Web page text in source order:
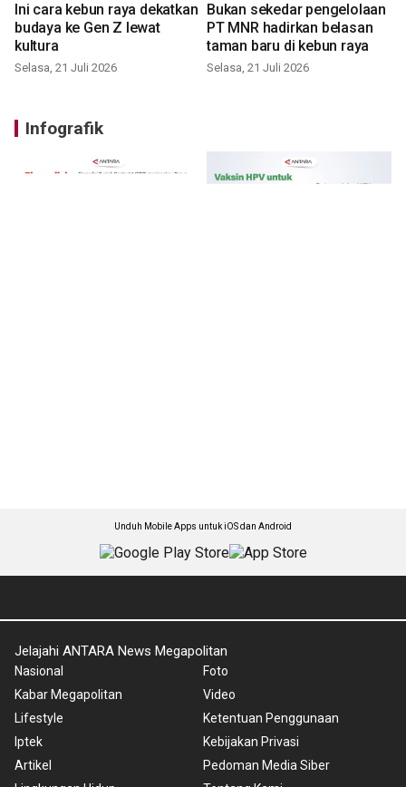
Ini cara kebun raya dekatkan
budaya ke Gen Z lewat
kultura
Selasa, 21 Juli 2026
Bukan sekedar pengelolaan
PT MNR hadirkan belasan
taman baru di kebun raya
Selasa, 21 Juli 2026
Infografik
Unduh Mobile Apps untuk iOS dan Android
Jelajahi ANTARA News Megapolitan
Nasional
Kabar Megapolitan
Lifestyle
Iptek
Artikel
Foto
Video
Ketentuan Penggunaan
Kebijakan Privasi
Pedoman Media Siber